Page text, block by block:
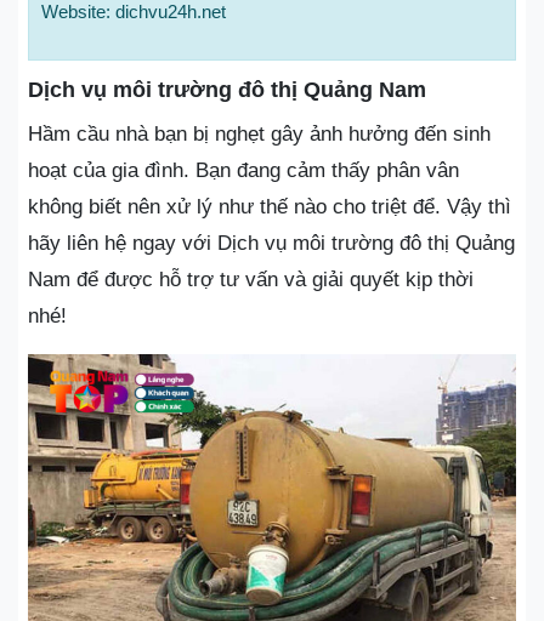
Website: dichvu24h.net
Dịch vụ môi trường đô thị Quảng Nam
Hầm cầu nhà bạn bị nghẹt gây ảnh hưởng đến sinh
hoạt của gia đình. Bạn đang cảm thấy phân vân
không biết nên xử lý như thế nào cho triệt để. Vậy thì
hãy liên hệ ngay với Dịch vụ môi trường đô thị Quảng
Nam để được hỗ trợ tư vấn và giải quyết kịp thời
nhé!